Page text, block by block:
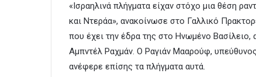
«Ισραηλινά πλήγματα είχαν στόχο μια θέση
και Ντεράα», ανακοίνωσε στο Γαλλικό
που έχει την έδρα της στο Ηνωμένο Βασίλειο,
Αμπντέλ Ραχμάν. Ο Ραγιάν Μααρούφ,
ανέφερε επίσης τα πλήγματα αυτά.